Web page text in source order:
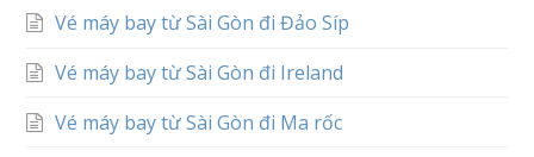
Vé máy bay từ Sài Gòn đi Đảo Síp
Vé máy bay từ Sài Gòn đi Ireland
Vé máy bay từ Sài Gòn đi Ma rốc